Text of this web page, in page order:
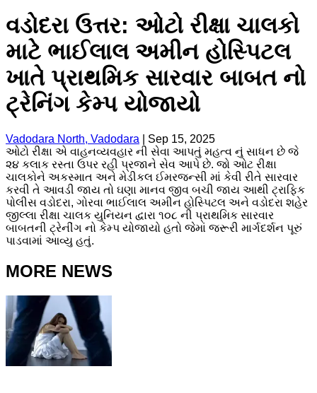
વડોદરા ઉત્તર: ઓટો રીક્ષા ચાલકો
માટે ભાઈલાલ અમીન હોસ્પિટલ
ખાતે પ્રાથમિક સારવાર બાબત નો
ટ્રેનિંગ કેમ્પ યોજાયો
Vadodara North, Vadodara
Sep 15, 2025
ઓટો રીક્ષા એ વાહનવ્યવહાર ની સેવા આપતું મહત્વ નું સાધન છે જે
૨૪ કલાક રસ્તા ઉપર રહી પ્રજાને સેવ આપે છે. જો ઓટ રીક્ષા
ચાલકોને અકસ્માત અને મેડીકલ ઈમરજન્સી માં કેવી રીતે સારવાર
કરવી તે આવડી જાય તો ઘણા માનવ જીવ બચી જાય આથી ટ્રાફિક
પોલીસ વડોદરા, ગોરવા ભાઈલાલ અમીન હોસ્પિટલ અને વડોદરા શહેર
જીલ્લા રીક્ષા ચાલક યુનિયન દ્વારા ૧૦૮ ની પ્રાથમિક સારવાર
બાબતની ટ્રેનીંગ નો કેમ્પ યોજાયો હતો જેમાં જરૂરી માર્ગદર્શન પૂરું
પાડવામાં આવ્યુ હતું.
MORE NEWS